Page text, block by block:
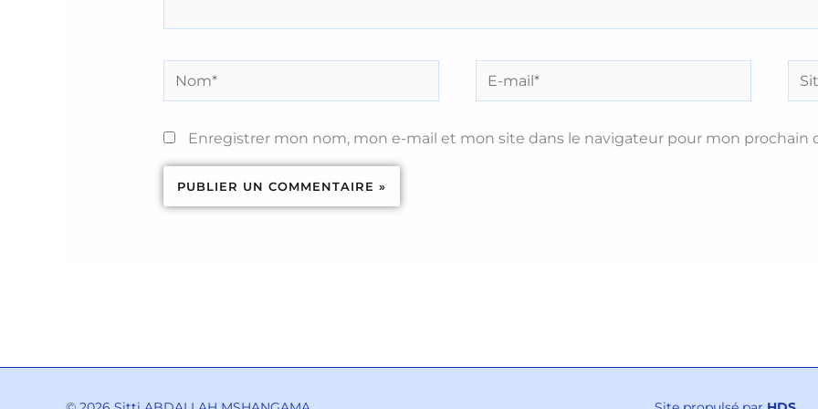
Nom*
E-
mail*
Site
Enregistrer mon nom, mon e-mail et mon site dans le navigateur pour mon prochain